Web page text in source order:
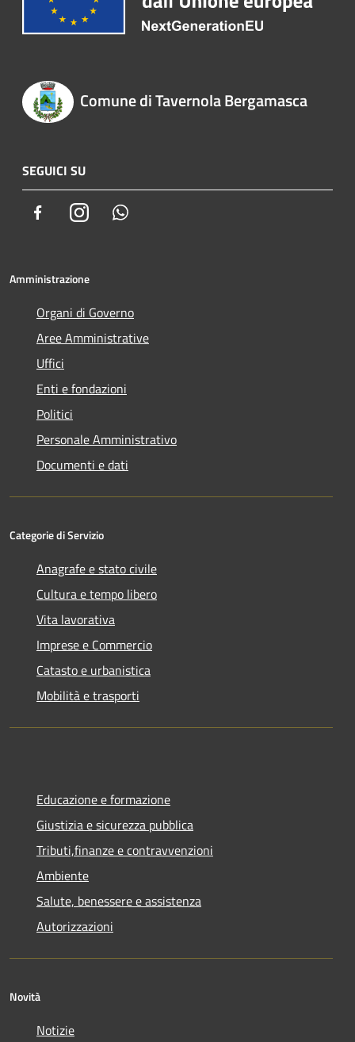
Comune di Tavernola Bergamasca
SEGUICI SU
FacebookInstagram
Amministrazione
Organi di Governo
Aree Amministrative
Uffici
Enti e fondazioni
Politici
Personale Amministrativo
Documenti e dati
Categorie di Servizio
Anagrafe e stato civile
Cultura e tempo libero
Vita lavorativa
Imprese e Commercio
Catasto e urbanistica
Mobilità e trasporti
Educazione e formazione
Giustizia e sicurezza pubblica
Tributi,finanze e contravvenzioni
Ambiente
Salute, benessere e assistenza
Autorizzazioni
Novità
Notizie